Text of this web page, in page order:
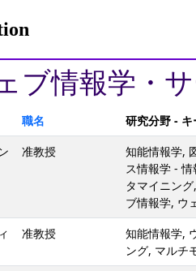
ブ情報学・
職名
研究分野 - キ
准教授
知能情報学,
ス情報学 -
タマイニン
ブ情報学, ウ
准教授
知能情報学,
ング, マルチ